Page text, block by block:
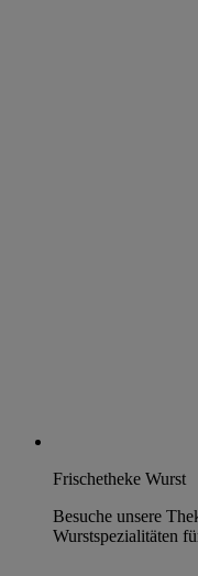
Frischetheke Wurst
Besuche unsere
Wurstspezialitäten